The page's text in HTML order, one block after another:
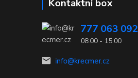
Kontaktní box
777 063 092
08:00 - 15:00
info@krecmer.cz